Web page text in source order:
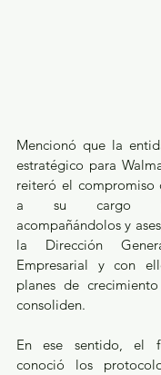
Mencionó que la
estratégico para
reiteró el compromiso
a su cargo
acompañándolos y
la Dirección
Empresarial y con
planes de
consoliden.
En ese sentido, el
conoció los